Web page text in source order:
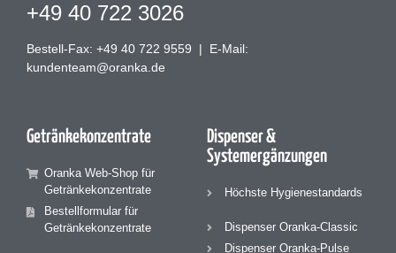
+49 40 722 3026
Bestell-Fax: +49 40 722 9559 | E-Mail:
kundenteam@oranka.de
Getränke­konzentrate
Oranka Web-Shop für
Getränkekonzentrate
Bestellformular für
Getränkekonzentrate
Dispenser &
Systemergänzungen
Höchste Hygienestandards
Dispenser Oranka-Classic
Dispenser Oranka-Pulse